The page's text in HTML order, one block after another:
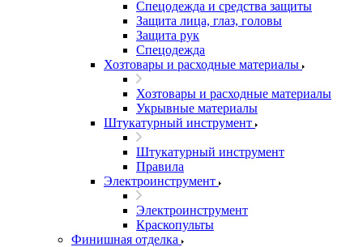
Спецодежда и средства защиты
Защита лица, глаз, головы
Защита рук
Спецодежда
Хозтовары и расходные материалы
Хозтовары и расходные материалы
Укрывные материалы
Штукатурный инструмент
Штукатурный инструмент
Правила
Электроинструмент
Электроинструмент
Краскопульты
Финишная отделка